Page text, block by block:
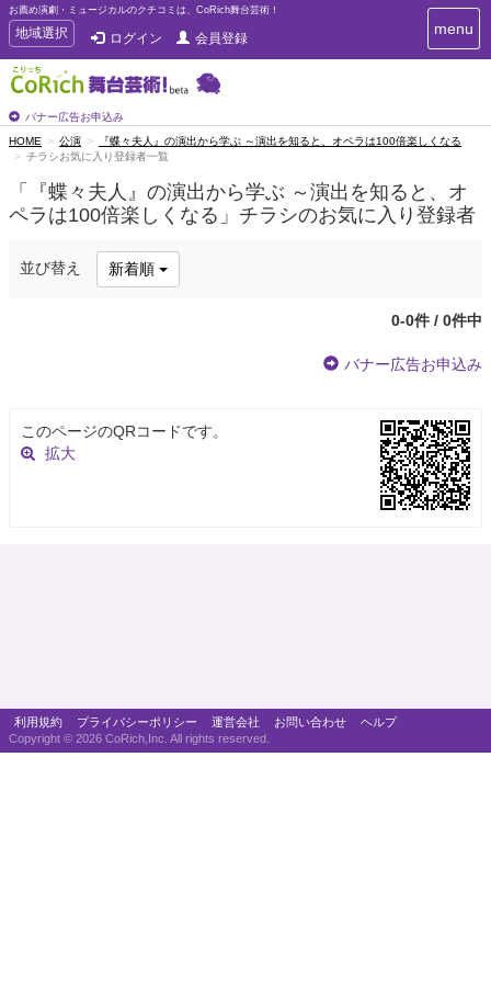
お薦め演劇・ミュージカルのクチコミは、CoRich舞台芸術！
T
o
g
g
e
n
a
v
g
地域選択 ログイン 会員登録
バナー広告お申込み
T
o
e
v
i
i
n
menu
HOME 公演
『蝶々夫人』の演出から学ぶ ～演出を知ると、オペラは100倍楽しくなる
チラシお気に入り登録者一覧
「『蝶々夫人』の演出から学ぶ ～演出を知ると、オ
ペラは100倍楽しくなる」チラシのお気に入り登録者
並び替え 新着順
0-0件 / 0件中
バナー広告お申込み
このページのQRコードです。
拡大
利用規約 プライバシーポリシー 運営会社 お問い合わせ
ヘルプ
Copyright © 2026 CoRich,Inc. All rights reserved.